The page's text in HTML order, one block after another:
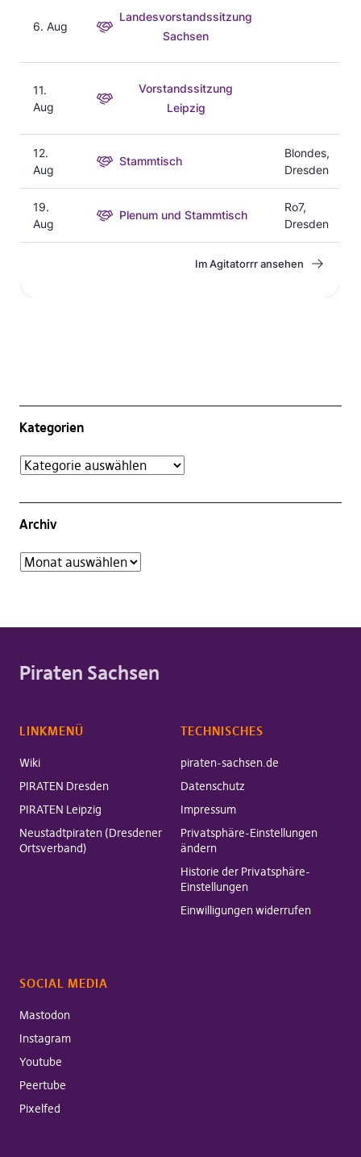
Kategorien
Archiv
Piraten Sachsen
LINKMENÜ
Wiki
PIRATEN Dresden
PIRATEN Leipzig
Neustadtpiraten (Dresdener
Ortsverband)
TECHNISCHES
piraten-sachsen.de
Datenschutz
Impressum
Privatsphäre-Einstellungen
ändern
Historie der Privatsphäre-
Einstellungen
Einwilligungen widerrufen
SOCIAL MEDIA
Mastodon
Instagram
Youtube
Peertube
Pixelfed